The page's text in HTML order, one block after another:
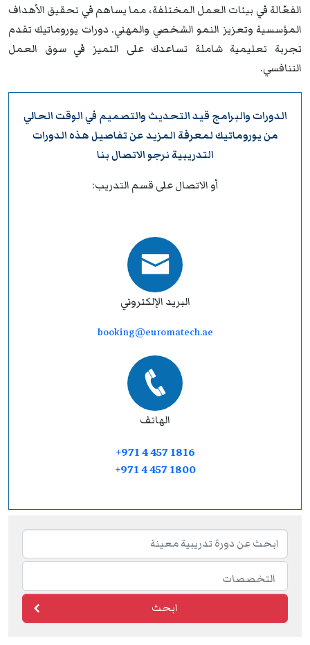
الفعّالة في بيئات العمل المختلفة، مما يساهم في تحقيق الأهداف
المؤسسية وتعزيز النمو الشخصي والمهني. دورات يوروماتيك تقدم
تجربة تعليمية شاملة تساعدك على التميز في سوق العمل
التنافسي.
الدورات والبرامج قيد التحديث والتصميم في الوقت الحالي
منيوروماتيكلمعرفة المزيد عن تفاصيل هذه الدورات
التدريبية نرجوالاتصال بنا
أو الاتصال على قسم التدريب:
البريد الإلكتروني
booking@euromatech.ae
الهاتف
+971 4 457 1816
+971 4 457 1800
ابحث